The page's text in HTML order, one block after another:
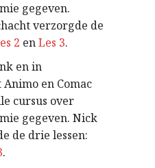
gegeven.
verzorgde de
2 enLes 3.
en in
en Comac
cursus over
gegeven. Nick
de drie lessen:
.